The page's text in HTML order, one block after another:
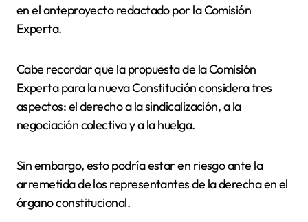
en el anteproyecto redactado por la Comisión
Experta.
Cabe recordar que la propuesta de la Comisión
Experta para la nueva Constitución considera tres
aspectos: el derecho a la sindicalización, a la
negociación colectiva y a la huelga.
Sin embargo, esto podría estar en riesgo ante la
arremetida de los representantes de la derecha en el
órgano constitucional.